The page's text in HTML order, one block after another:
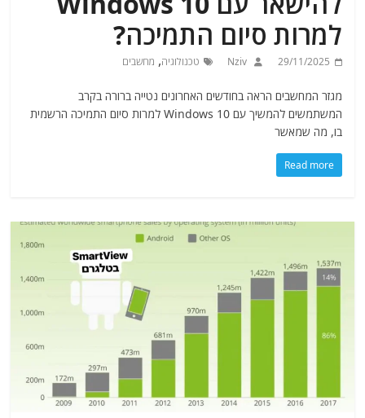
למרות סיום התמיכה?
29/11/2025
Nziv טכנולוגיה, מחשבים
מגזר המחשבים הראה בחודשים האחרונים נטייה ברורה בקרב
המשתמשים להמשיך עם Windows 10 למרות סיום התמיכה הרשמית
בו, מה שמאשר
Read more